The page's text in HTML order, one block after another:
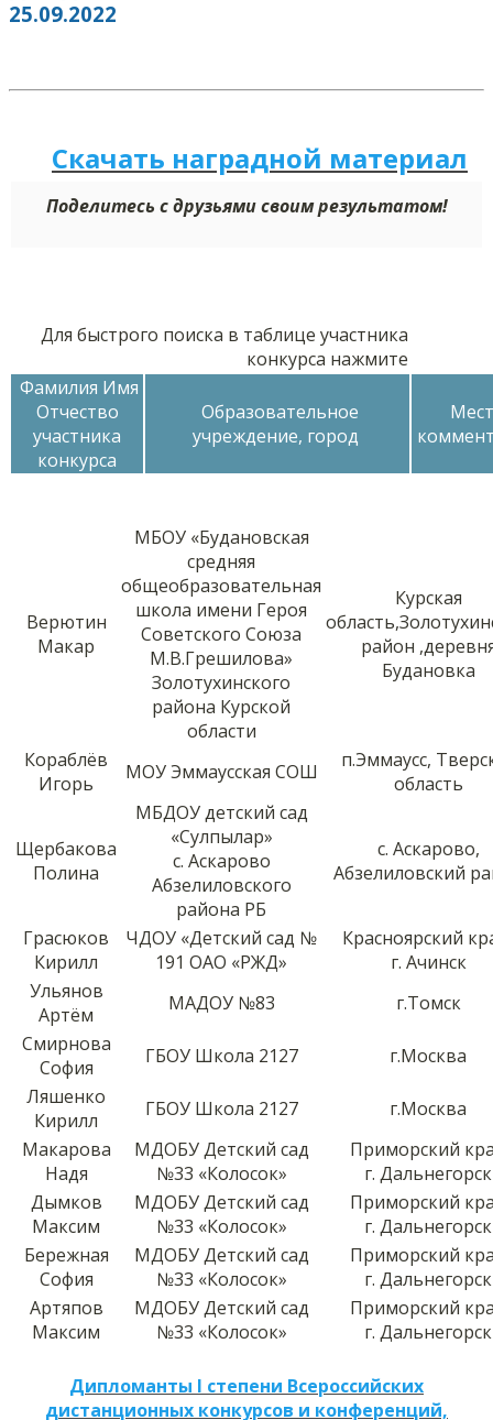
25.09.2022
Скачать наградной материал
Поделитесь с друзьями своим результатом!
Для быстрого поиска в таблице участника
конкурса нажмите
Фамилия Имя
Отчество
участника
конкурса
Образовательное
учреждение, город
Верютин
Макар
МБОУ «Будановская
средняя
общеобразовательная
школа имени Героя
Советского Союза
М.В.Грешилова»
Золотухинского
района Курской
области
Курская
район
Будановка
Кораблёв
Игорь
МОУ Эммаусская СОШ
п.Эммаусс,
область
Щербакова
Полина
МБДОУ детский сад
«Сулпылар»
с. Аскарово
Абзелиловского
района РБ
с. Аскарово,
Абзелиловский
Грасюков
Кирилл
ЧДОУ «Детский сад №
191 ОАО «РЖД»
Красноярский
г. Ачинск
Ульянов
Артём
МАДОУ №83
г.Томск
Смирнова
София
ГБОУ Школа 2127
г.Москва
Ляшенко
Кирилл
ГБОУ Школа 2127
г.Москва
Макарова
Надя
МДОБУ Детский сад
№33 «Колосок»
Приморский
г. Дальнегорск
Дымков
Максим
МДОБУ Детский сад
№33 «Колосок»
Приморский
г. Дальнегорск
Бережная
София
МДОБУ Детский сад
№33 «Колосок»
Приморский
г. Дальнегорск
Артяпов
Максим
МДОБУ Детский сад
№33 «Колосок»
Приморский
г. Дальнегорск
Дипломанты I степени Всероссийских
дистанционных конкурсов и конференций,